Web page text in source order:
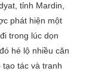
tỉnh Mardin,
phát hiện một
trong lúc dọn
hé lộ nhiều căn
tác và tranh